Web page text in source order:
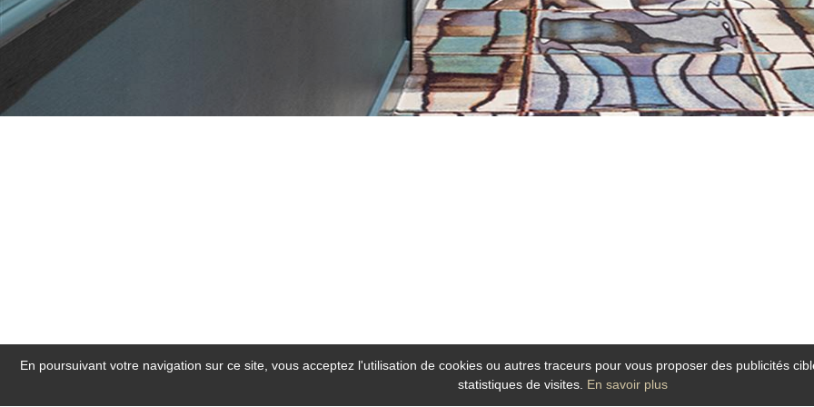
En poursuivant votre navigation sur ce site, vous acceptez l'utilisation de cookies ou autres traceurs pour vous proposer des publicités
statistiques de visites. En savoir plus